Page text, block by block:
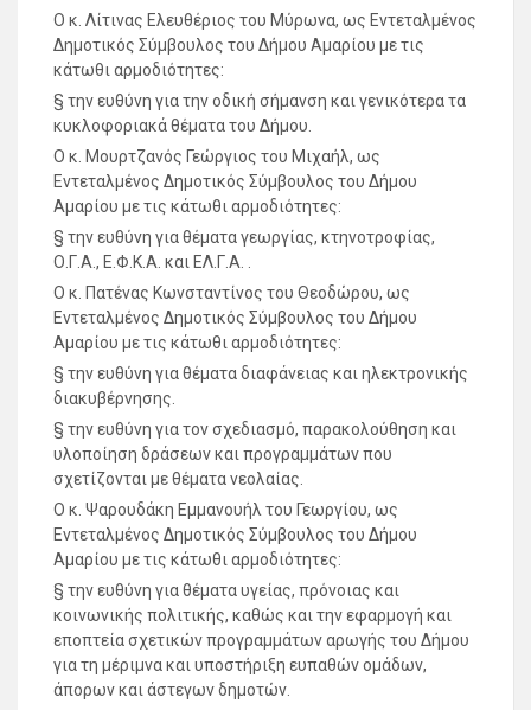
Ο κ. Λίτινας Ελευθέριος του Μύρωνα, ως Εντεταλμένος
Δημοτικός Σύμβουλος του Δήμου Αμαρίου με τις
κάτωθι αρμοδιότητες:
§ την ευθύνη για την οδική σήμανση και γενικότερα τα
κυκλοφοριακά θέματα του Δήμου.
Ο κ. Μουρτζανός Γεώργιος του Μιχαήλ, ως
Εντεταλμένος Δημοτικός Σύμβουλος του Δήμου
Αμαρίου με τις κάτωθι αρμοδιότητες:
§ την ευθύνη για θέματα γεωργίας, κτηνοτροφίας,
Ο.Γ.Α., Ε.Φ.Κ.Α. και ΕΛ.Γ.Α. .
Ο κ. Πατένας Κωνσταντίνος του Θεοδώρου, ως
Εντεταλμένος Δημοτικός Σύμβουλος του Δήμου
Αμαρίου με τις κάτωθι αρμοδιότητες:
§ την ευθύνη για θέματα διαφάνειας και ηλεκτρονικής
διακυβέρνησης.
§ την ευθύνη για τον σχεδιασμό, παρακολούθηση και
υλοποίηση δράσεων και προγραμμάτων που
σχετίζονται με θέματα νεολαίας.
Ο κ. Ψαρουδάκη Εμμανουήλ του Γεωργίου, ως
Εντεταλμένος Δημοτικός Σύμβουλος του Δήμου
Αμαρίου με τις κάτωθι αρμοδιότητες:
§ την ευθύνη για θέματα υγείας, πρόνοιας και
κοινωνικής πολιτικής, καθώς και την εφαρμογή και
εποπτεία σχετικών προγραμμάτων αρωγής του Δήμου
για τη μέριμνα και υποστήριξη ευπαθών ομάδων,
άπορων και άστεγων δημοτών.